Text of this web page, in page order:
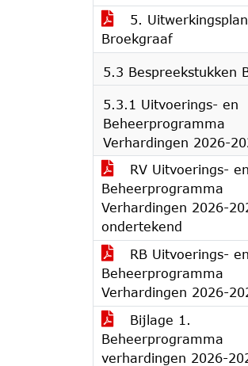
5. Uitwerkingsplan
Broekgraaf
5.3 Bespreekstukken
5.3.1 Uitvoerings- en
Beheerprogramma
Verhardingen 2026-
RV Uitvoerings- en
Beheerprogramma
Verhardingen 2026-
ondertekend
RB Uitvoerings- en
Beheerprogramma
Verhardingen 2026-
Bijlage 1.
Beheerprogramma
verhardingen 2026-